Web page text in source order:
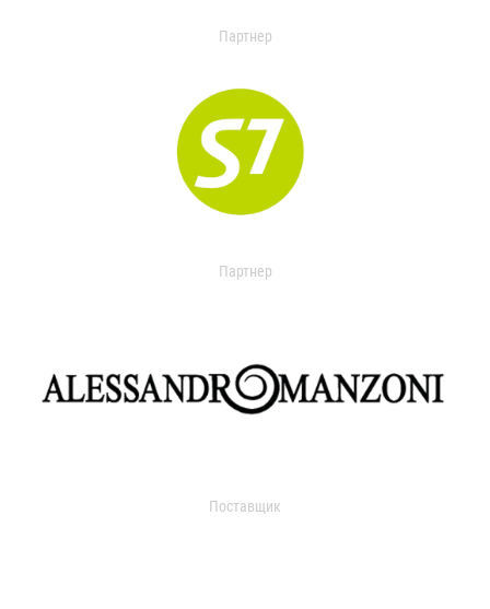
Партнер
Партнер
Поставщик